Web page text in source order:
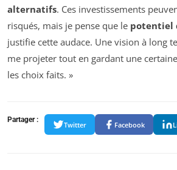
alternatifs. Ces investissements
risqués, mais je pense que le potentiel
justifie cette audace. Une vision à long
me projeter tout en gardant une certaine
les choix faits. »
Partager :
Twitter Facebook